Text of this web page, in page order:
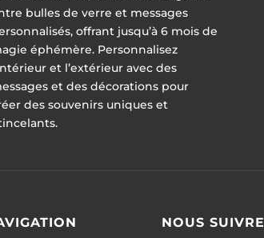
bulles de verre et messages
offrant jusqu’à 6 mois de
éphémère. Personnalisez
et l’extérieur avec des
et des décorations pour
des souvenirs uniques et
NOUS SUIVRE